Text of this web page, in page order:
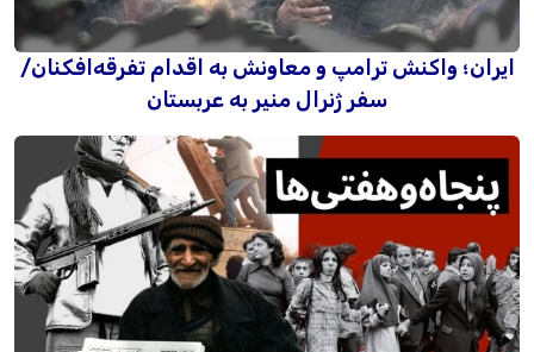
ایران؛ واکنش ترامپ و معاونش به اقدام تفرقه‌افکنان/
سفر ژنرال منیر به عربستان